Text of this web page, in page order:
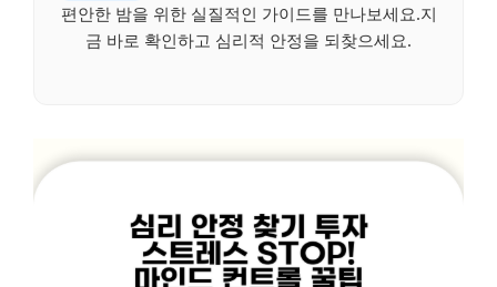
편안한 밤을 위한 실질적인 가이드를 만나보세요.지
금 바로 확인하고 심리적 안정을 되찾으세요.